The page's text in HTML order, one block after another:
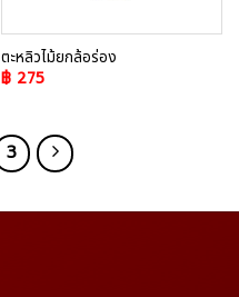
ตะหลิวไม้ยกล้อร่อง
฿275
3